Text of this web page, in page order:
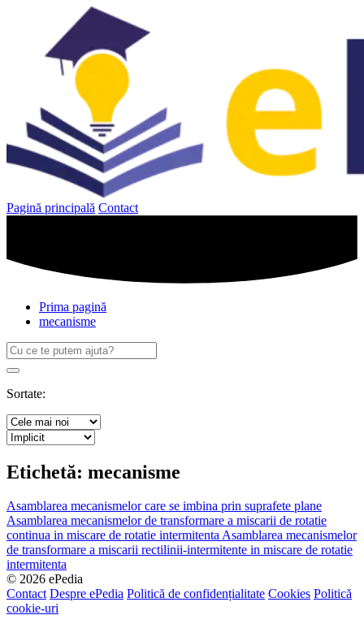
Pagină principală Contact
Prima pagină
mecanisme
Caută
după:
Search
Sortate:
Etichetă: mecanisme
Asamblarea mecanismelor care se imbina prin suprafete plane
Asamblarea mecanismelor de transformare a miscarii de rotatie
continua in miscare de rotatie intermitentaAsamblarea mecanismelor
de transformare a miscarii rectilinii-intermitente in miscare de rotatie
intermitenta
© 2026 ePedia
Contact Despre ePedia Politică de confidențialitate Cookies Politică
cookie-uri